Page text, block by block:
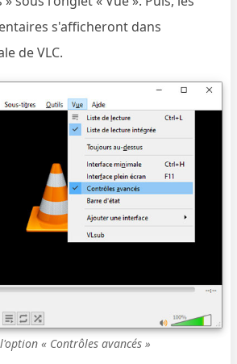
s'afficheront dans
de VLC.
« Contrôles avancés »